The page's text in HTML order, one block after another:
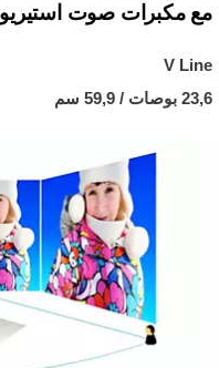
مع مكبرات صوت استيريو
V Line
23,6 بوصات / 59,9 سم